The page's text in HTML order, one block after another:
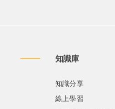
知識庫
知識分享
線上學習